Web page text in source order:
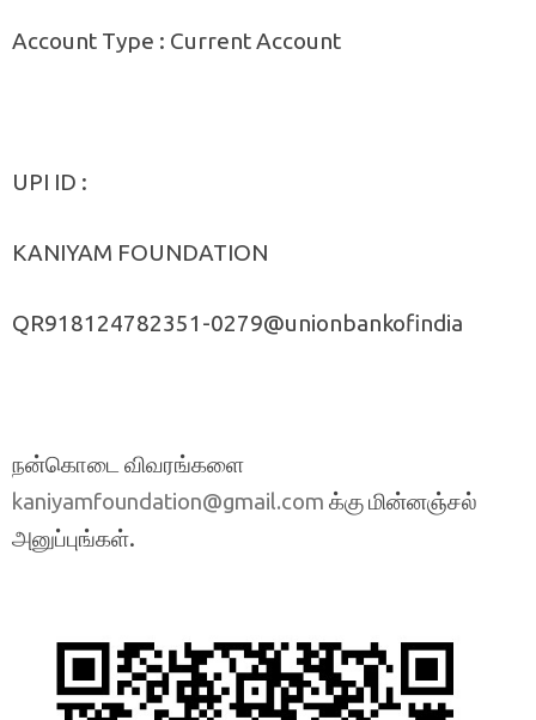
Account Type : Current Account
UPI ID :
KANIYAM FOUNDATION
QR918124782351-0279@unionbankofindia
நன்கொடை விவரங்களை
kaniyamfoundation@gmail.com க்கு மின்னஞ்சல்
அனுப்புங்கள்.